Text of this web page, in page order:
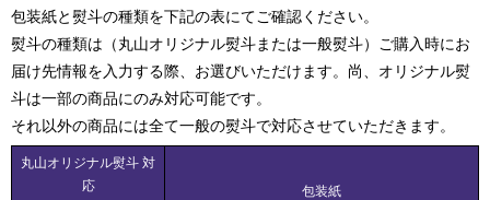
包装紙と熨斗の種類を下記の表にてご確認ください。
熨斗の種類は（丸山オリジナル熨斗または一般熨斗）ご購入時にお
届け先情報を入力する際、お選びいただけます。尚、オリジナル熨
斗は一部の商品にのみ対応可能です。
それ以外の商品には全て一般の熨斗で対応させていただきます。
丸山オリジナル熨斗 対
応
包装紙